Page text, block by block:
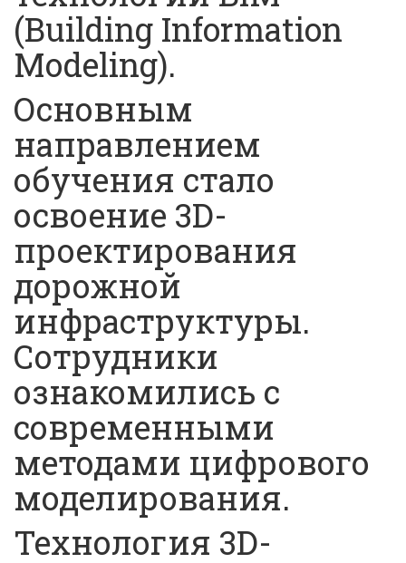
(Building Information
Modeling).
Основным
направлением
обучения стало
освоение 3D-
проектирования
дорожной
инфраструктуры.
Сотрудники
ознакомились с
современными
методами цифрового
моделирования.
Технология 3D-